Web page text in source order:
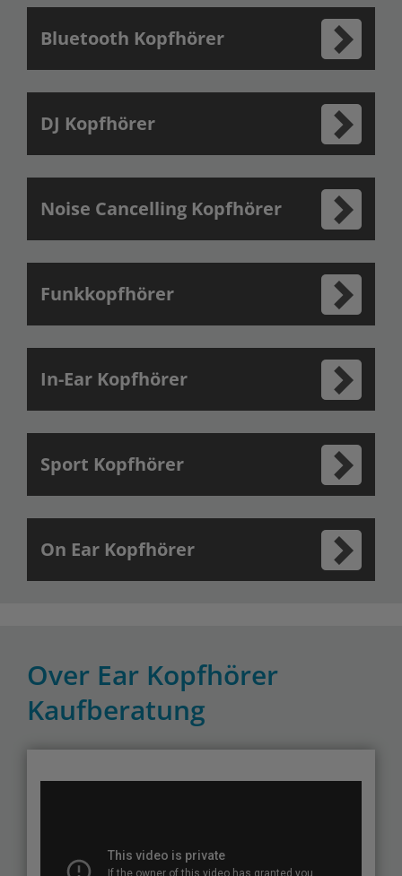
Bluetooth Kopfhörer
DJ Kopfhörer
Noise Cancelling Kopfhörer
Funkkopfhörer
In-Ear Kopfhörer
Sport Kopfhörer
On Ear Kopfhörer
Over Ear Kopfhörer
Kaufberatung